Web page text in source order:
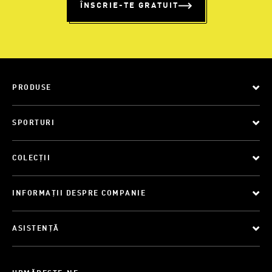
ÎNSCRIE-TE GRATUIT
PRODUSE
SPORTURI
COLECȚII
INFORMAȚII DESPRE COMPANIE
ASISTENȚĂ